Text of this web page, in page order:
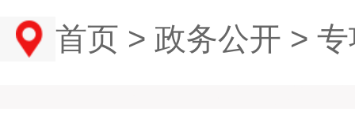
首页 > 政务公开 >